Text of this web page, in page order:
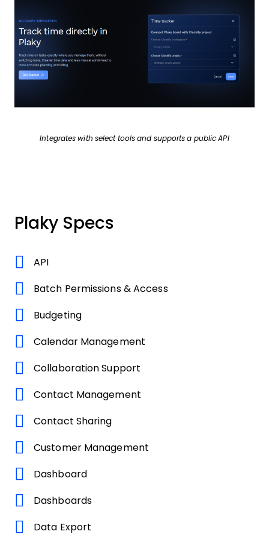
Integrates with select tools and supports a public API
Plaky Specs
API
Batch Permissions & Access
Budgeting
Calendar Management
Collaboration Support
Contact Management
Contact Sharing
Customer Management
Dashboard
Dashboards
Data Export